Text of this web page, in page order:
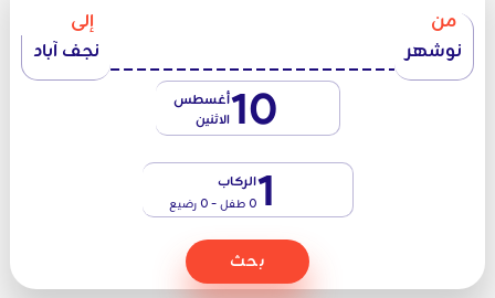
من
نوشهر
إلى
نجف آباد
10أغسطس
الاثنين
1الركاب
0 طفل - 0 رضيع
بحث